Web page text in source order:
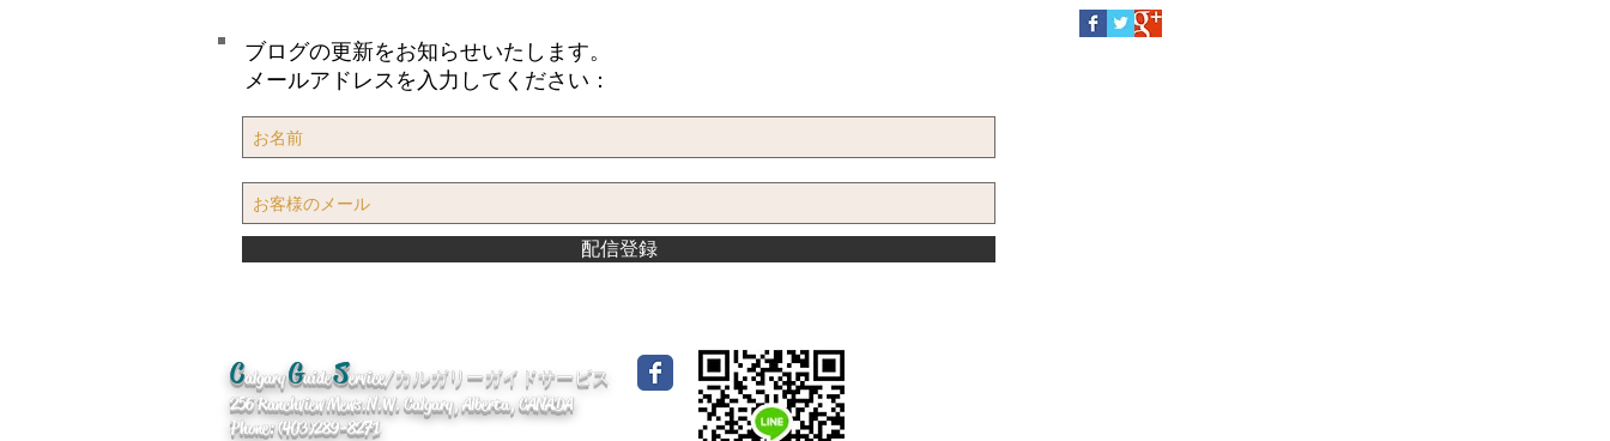
ブログの更新をお知らせいたします。
メールアドレスを入力してください：
配信登録
CalgaryGuideService/カルガリーガイドサービス
256 Ranchview Mews. N.W. Calgary, Alberta, CANADA
Phone: (403)289-8271